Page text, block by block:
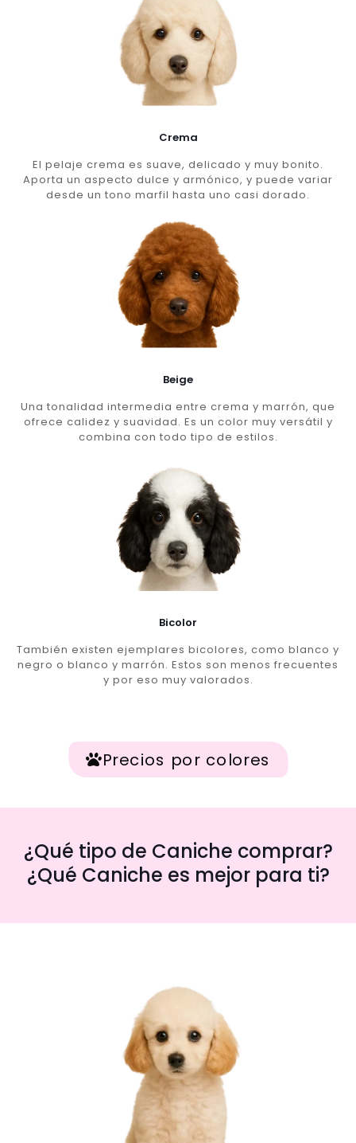
Crema
El pelaje crema es suave, delicado y muy bonito.
Aporta un aspecto dulce y armónico, y puede variar
desde un tono marfil hasta uno casi dorado.
Beige
Una tonalidad intermedia entre crema y marrón, que
ofrece calidez y suavidad. Es un color muy versátil y
combina con todo tipo de estilos.
Bicolor
También existen ejemplares bicolores, como blanco y
negro o blanco y marrón. Estos son menos frecuentes
y por eso muy valorados.
Precios por colores
¿Qué tipo de Caniche comprar?
¿Qué Caniche es mejor para ti?